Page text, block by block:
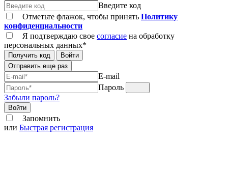
Введите код
Отметьте флажок, чтобы принять Политику
конфиденциальности
Я подтверждаю свое согласие на обработку
персональных данных*
Получить код
Войти
Отправить еще раз
E-mail
Пароль
Забыли пароль?
Войти
Запомнить
или Быстрая регистрация